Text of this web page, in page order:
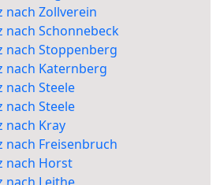
nach Zollverein
nach Schonnebeck
nach Stoppenberg
nach Katernberg
nach Steele
nach Steele
nach Kray
nach Freisenbruch
nach Horst